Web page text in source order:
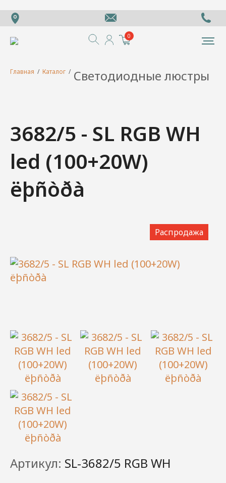
0
Главная / Каталог / Светодиодные люстры
3682/5 - SL RGB WH
led (100+20W)
ëþñòðà
Распродажа
Артикул: SL-3682/5 RGB WH